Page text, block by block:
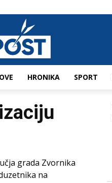
HRONIKA SPORT
grada Zvornika
na